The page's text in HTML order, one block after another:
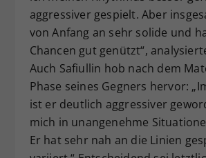
aggressiver gespielt. Aber
von Anfang an sehr solide und
Chancen gut genützt“,
Auch Safiullin hob nach dem
Phase seines Gegners hervor:
ist er deutlich aggressiver
mich in unangenehme
Er hat sehr nah an die Linien